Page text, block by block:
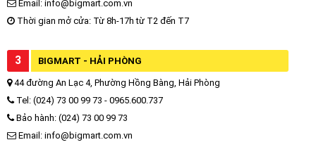
Email: info@bigmart.com.vn
Thời gian mở cửa: Từ 8h-17h từ T2 đến T7
3 BIGMART - HẢI PHÒNG
44 đường An Lạc 4, Phường Hồng Bàng, Hải Phòng
Tel: (024) 73 00 99 73 - 0965.600.737
Bảo hành: (024) 73 00 99 73
Email: info@bigmart.com.vn